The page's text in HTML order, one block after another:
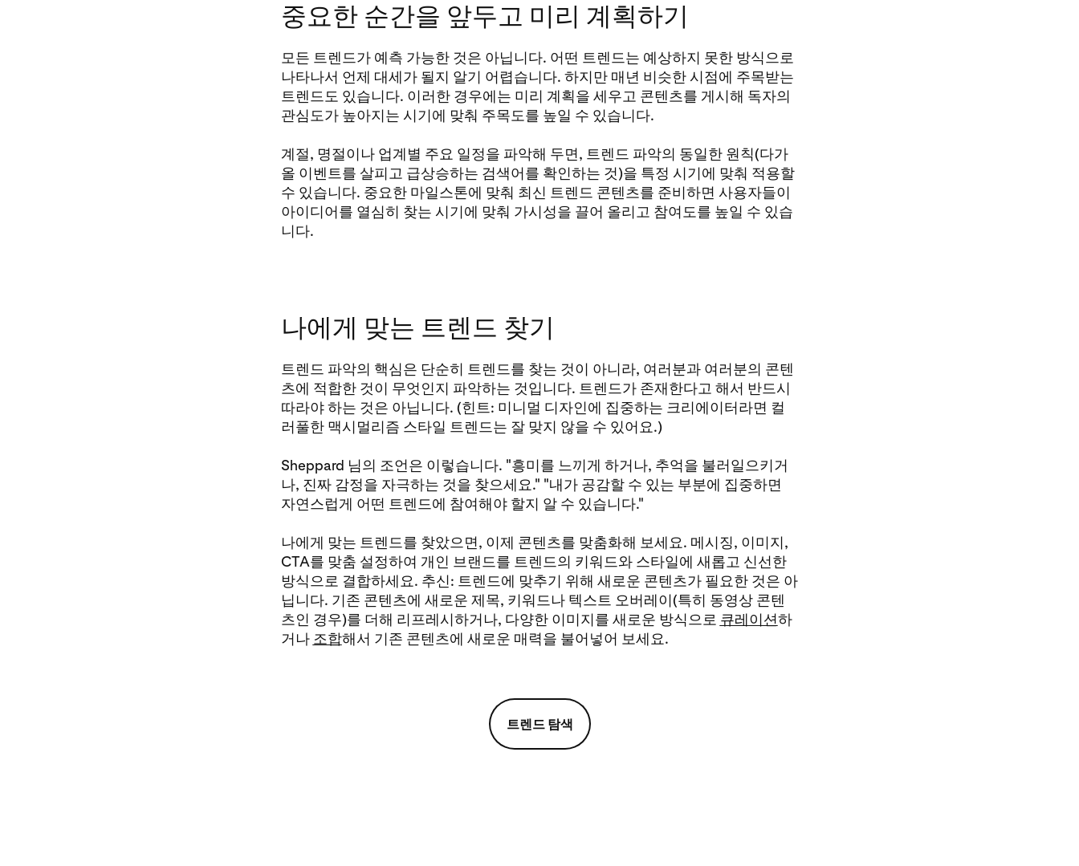
중요한 순간을 앞두고 미리 계획하기
모든 트렌드가 예측 가능한 것은 아닙니다. 어떤 트렌드는 예상하지 못한 방식으로
나타나서 언제 대세가 될지 알기 어렵습니다. 하지만 매년 비슷한 시점에 주목받는
트렌드도 있습니다. 이러한 경우에는 미리 계획을 세우고 콘텐츠를 게시해 독자의
관심도가 높아지는 시기에 맞춰 주목도를 높일 수 있습니다.
계절, 명절이나 업계별 주요 일정을 파악해 두면, 트렌드 파악의 동일한 원칙(다가
올 이벤트를 살피고 급상승하는 검색어를 확인하는 것)을 특정 시기에 맞춰 적용할
수 있습니다. 중요한 마일스톤에 맞춰 최신 트렌드 콘텐츠를 준비하면 사용자들이
아이디어를 열심히 찾는 시기에 맞춰 가시성을 끌어 올리고 참여도를 높일 수 있습
니다.
나에게 맞는 트렌드 찾기
트렌드 파악의 핵심은 단순히 트렌드를 찾는 것이 아니라, 여러분과 여러분의 콘텐
츠에 적합한 것이 무엇인지 파악하는 것입니다. 트렌드가 존재한다고 해서 반드시
따라야 하는 것은 아닙니다. (힌트: 미니멀 디자인에 집중하는 크리에이터라면 컬
러풀한 맥시멀리즘 스타일 트렌드는 잘 맞지 않을 수 있어요.)
Sheppard 님의 조언은 이렇습니다. "흥미를 느끼게 하거나, 추억을 불러일으키거
나, 진짜 감정을 자극하는 것을 찾으세요." "내가 공감할 수 있는 부분에 집중하면
자연스럽게 어떤 트렌드에 참여해야 할지 알 수 있습니다."
나에게 맞는 트렌드를 찾았으면, 이제 콘텐츠를 맞춤화해 보세요. 메시징, 이미지,
CTA를 맞춤 설정하여 개인 브랜드를 트렌드의 키워드와 스타일에 새롭고 신선한
방식으로 결합하세요. 추신: 트렌드에 맞추기 위해 새로운 콘텐츠가 필요한 것은 아
닙니다. 기존 콘텐츠에 새로운 제목, 키워드나 텍스트 오버레이(특히 동영상 콘텐
츠인 경우)를 더해 리프레시하거나, 다양한 이미지를 새로운 방식으로 큐레이션하
거나 조합해서 기존 콘텐츠에 새로운 매력을 불어넣어 보세요.
트렌드 탐색